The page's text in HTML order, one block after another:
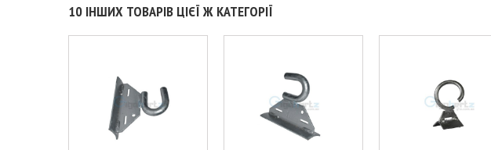
10 ІНШИХ ТОВАРІВ ЦІЄЇ Ж КАТЕГОРІЇ